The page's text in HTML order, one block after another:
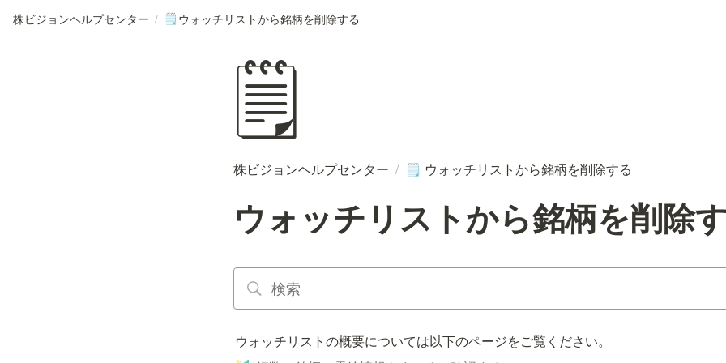
株ビジョンヘルプセンター / 🗒️ ウォッチリストから銘柄を削除する
🗒️
株ビジョンヘルプセンター / 🗒️ ウォッチリストから銘柄を削除する
ウォッチリストから銘柄を削除
ウォッチリストの概要については以下のページをご覧ください。